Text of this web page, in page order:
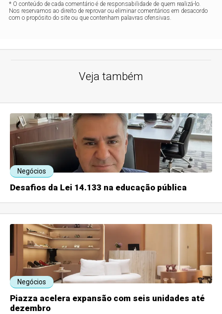
* O conteúdo de cada comentário é de responsabilidade de quem realizá-lo.
Nos reservamos ao direito de reprovar ou eliminar comentários em desacordo
com o propósito do site ou que contenham palavras ofensivas.
Veja também
Negócios
Desafios da Lei 14.133 na educação pública
Negócios
Piazza acelera expansão com seis unidades até
dezembro